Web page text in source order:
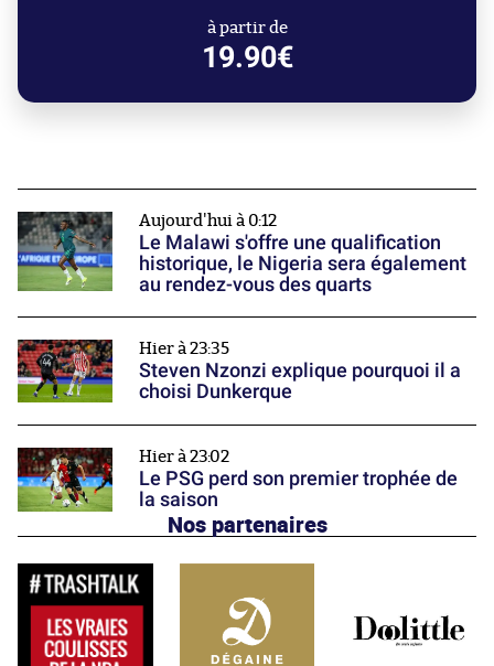
à partir de
19.90€
Aujourd'hui à 0:12
Le Malawi s'offre une qualification
historique, le Nigeria sera également
au rendez-vous des quarts
Hier à 23:35
Steven Nzonzi explique pourquoi il a
choisi Dunkerque
Hier à 23:02
Le PSG perd son premier trophée de
la saison
Nos partenaires